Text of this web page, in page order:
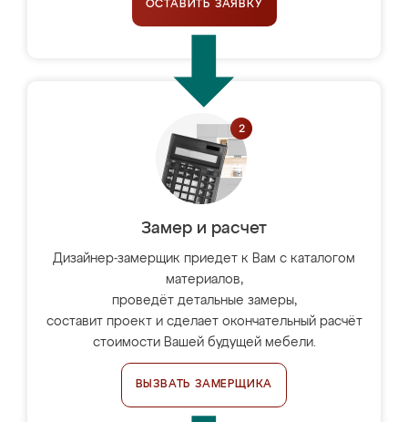
ОСТАВИТЬ ЗАЯВКУ
Замер и расчет
Дизайнер-замерщик приедет к Вам с каталогом
материалов,
проведёт детальные замеры,
составит проект и сделает окончательный расчёт
стоимости Вашей будущей мебели.
ВЫЗВАТЬ ЗАМЕРЩИКА